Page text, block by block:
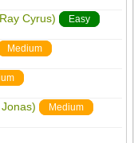
Cyrus) Easy
Medium
Medium